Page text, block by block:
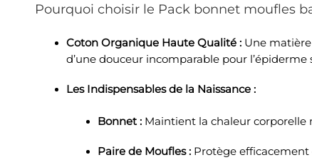
Pourquoi choisir le Pack bonnet moufles
Coton Organique Haute Qualité : Une
d’une douceur incomparable pour l’épiderme
Les Indispensables de la Naissance :
Bonnet : Maintient la chaleur corporelle
Paire de Moufles : Protège